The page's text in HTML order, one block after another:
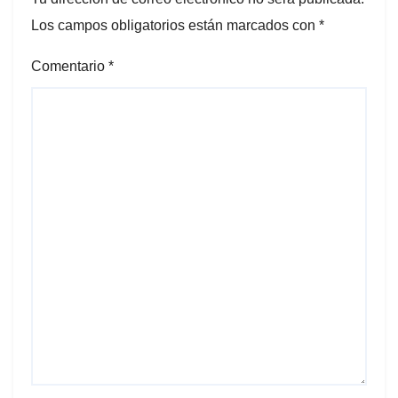
Los campos obligatorios están marcados con *
Comentario *